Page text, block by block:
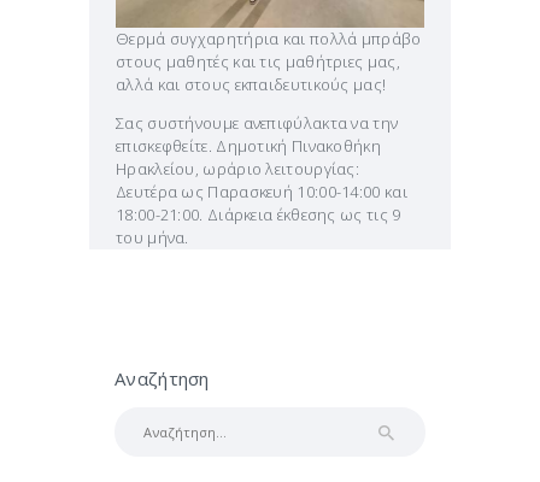
Θερμά συγχαρητήρια και πολλά μπράβο
στους μαθητές και τις μαθήτριες μας,
αλλά και στους εκπαιδευτικούς μας!
Σας συστήνουμε ανεπιφύλακτα να την
επισκεφθείτε. Δημοτική Πινακοθήκη
Ηρακλείου, ωράριο λειτουργίας:
Δευτέρα ως Παρασκευή 10:00-14:00 και
18:00-21:00. Διάρκεια έκθεσης ως τις 9
του μήνα.
Αναζήτηση